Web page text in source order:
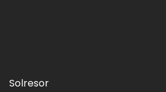
Solresor